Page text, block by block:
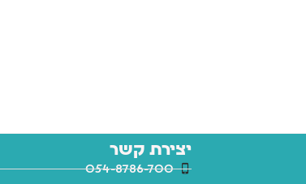
יצירת קשר
054-8786-700